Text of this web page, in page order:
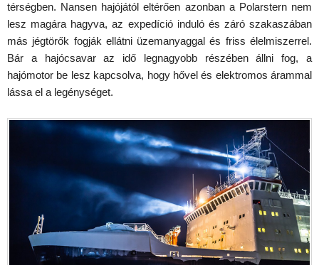
térségben. Nansen hajójától eltérően azonban a Polarstern nem
lesz magára hagyva, az expedíció induló és záró szakaszában
más jégtörők fogják ellátni üzemanyaggal és friss élelmiszerrel.
Bár a hajócsavar az idő legnagyobb részében állni fog, a
hajómotor be lesz kapcsolva, hogy hővel és elektromos árammal
lássa el a legénységet.